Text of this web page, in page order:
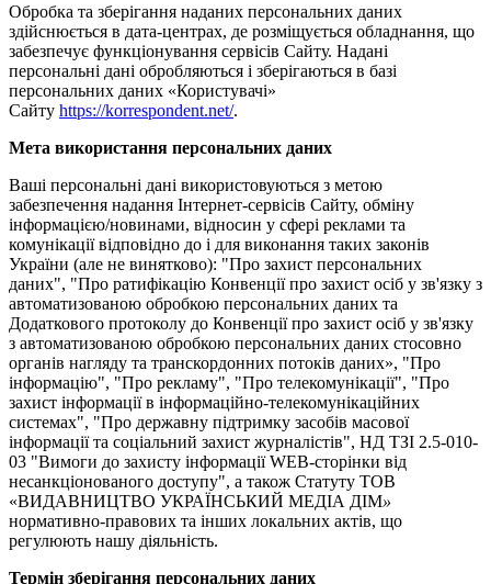
Обробка та зберігання наданих персональних даних
здійснюється в дата-центрах, де розміщується обладнання, що
забезпечує функціонування сервісів Сайту. Надані
персональні дані обробляються і зберігаються в базі
персональних даних «Користувачі»
Сайту https://korrespondent.net/.
Мета використання персональних даних
Ваші персональні дані використовуються з метою
забезпечення надання Інтернет-сервісів Сайту, обміну
інформацією/новинами, відносин у сфері реклами та
комунікації відповідно до і для виконання таких законів
України (але не винятково): "Про захист персональних
даних", "Про ратифікацію Конвенції про захист осіб у зв'язку з
автоматизованою обробкою персональних даних та
Додаткового протоколу до Конвенції про захист осіб у зв'язку
з автоматизованою обробкою персональних даних стосовно
органів нагляду та транскордонних потоків даних», "Про
інформацію", "Про рекламу", "Про телекомунікації", "Про
захист інформації в інформаційно-телекомунікаційних
системах", "Про державну підтримку засобів масової
інформації та соціальний захист журналістів", НД ТЗІ 2.5-010-
03 "Вимоги до захисту інформації WEB-сторінки від
несанкціонованого доступу", а також Статуту ТОВ
«ВИДАВНИЦТВО УКРАЇНСЬКИЙ МЕДІА ДІМ»
нормативно-правових та інших локальних актів, що
регулюють нашу діяльність.
Термін зберігання персональних даних